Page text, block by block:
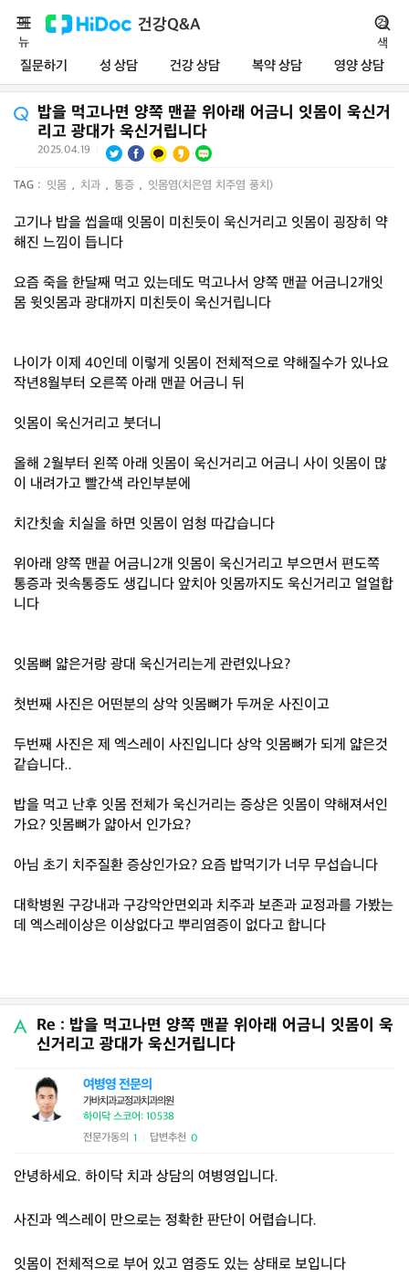
건강Q&A
질문하기 성 상담 건강 상담 복약 상담 영양 상담
메
뉴
검
색
밥을 먹고나면 양쪽 맨끝 위아래 어금니 잇몸이 욱신거
리고 광대가 욱신거립니다
2025.04.19
TAG : 잇몸 , 치과 , 통증 , 잇몸염(치은염 치주염 풍치)
고기나 밥을 씹을때 잇몸이 미친듯이 욱신거리고 잇몸이 굉장히 약
해진 느낌이 듭니다
요즘 죽을 한달째 먹고 있는데도 먹고나서 양쪽 맨끝 어금니2개잇
몸 윗잇몸과 광대까지 미친듯이 욱신거립니다
나이가 이제 40인데 이렇게 잇몸이 전체적으로 약해질수가 있나요
작년8월부터 오른쪽 아래 맨끝 어금니 뒤
잇몸이 욱신거리고 붓더니
올해 2월부터 왼쪽 아래 잇몸이 욱신거리고 어금니 사이 잇몸이 많
이 내려가고 빨간색 라인부분에
치간칫솔 치실을 하면 잇몸이 엄청 따갑습니다
위아래 양쪽 맨끝 어금니2개 잇몸이 욱신거리고 부으면서 편도쪽
통증과 귓속통증도 생깁니다 앞치아 잇몸까지도 욱신거리고 얼얼합
니다
잇몸뼈 얇은거랑 광대 욱신거리는게 관련있나요?
첫번째 사진은 어떤분의 상악 잇몸뼈가 두꺼운 사진이고
두번째 사진은 제 엑스레이 사진입니다 상악 잇몸뼈가 되게 얇은것
같습니다..
밥을 먹고 난후 잇몸 전체가 욱신거리는 증상은 잇몸이 약해져서인
가요? 잇몸뼈가 얇아서 인가요?
아님 초기 치주질환 증상인가요? 요즘 밥먹기가 너무 무섭습니다
대학병원 구강내과 구강악안면외과 치주과 보존과 교정과를 가봤는
데 엑스레이상은 이상없다고 뿌리염증이 없다고 합니다
Re : 밥을 먹고나면 양쪽 맨끝 위아래 어금니 잇몸이 욱
신거리고 광대가 욱신거립니다
여병영 전문의
가바치과교정과치과의원
하이닥 스코어: 10538
전문가동의 1 답변추천 0
안녕하세요. 하이닥 치과 상담의 여병영입니다.
사진과 엑스레이 만으로는 정확한 판단이 어렵습니다.
잇몸이 전체적으로 부어 있고 염증도 있는 상태로 보입니다